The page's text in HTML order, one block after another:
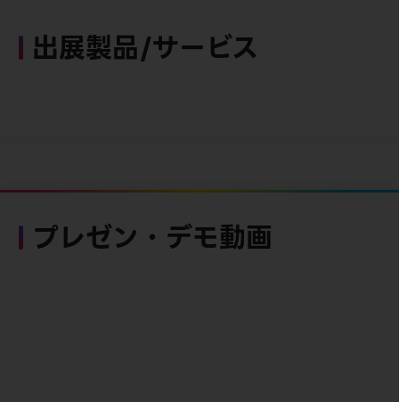
出展製品/サービス
プレゼン・デモ動画